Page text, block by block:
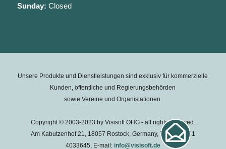
Sunday: Closed
Unsere Produkte und Dienstleistungen sind exklusiv für kommerzielle
Kunden, öffentliche und Regierungsbehörden
sowie Vereine und Organistationen.
Copyright © 2003-2023 by Visisoft OHG - all rights reserved.
Am Kabutzenhof 21, 18057 Rostock, Germany, Tel.: +49 381
4033645, E-mail: info@visisoft.de